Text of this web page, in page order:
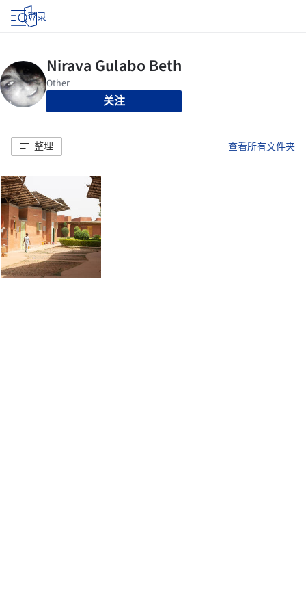
登录
关注
整理 查看所有文件夹